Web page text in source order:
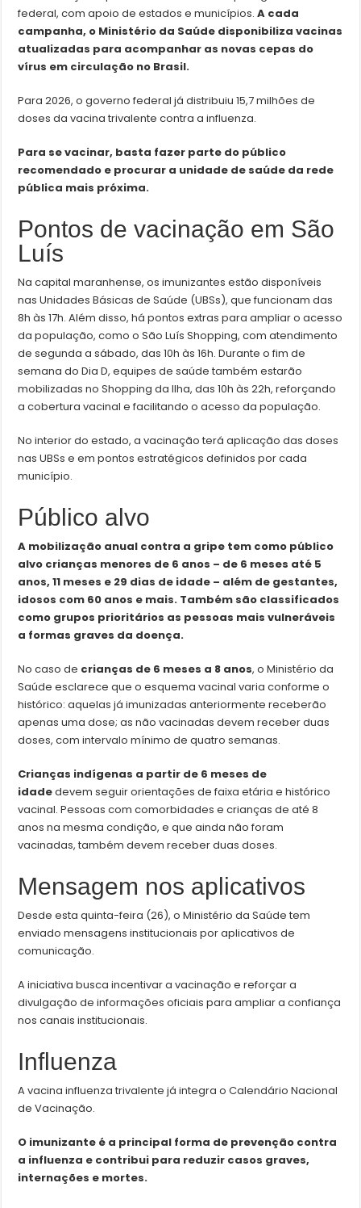
federal, com apoio de estados e municípios.A cada
campanha, o Ministério da Saúde disponibiliza vacinas
atualizadas para acompanhar as novas cepas do
vírus em circulação no Brasil.
Para 2026, o governo federal já distribuiu 15,7 milhões de
doses da vacina trivalente contra a influenza.
Para se vacinar, basta fazer parte do público
recomendado e procurar a unidade de saúde da rede
pública mais próxima.
Pontos de vacinação em São
Luís
Na capital maranhense, os imunizantes estão disponíveis
nas Unidades Básicas de Saúde (UBSs), que funcionam das
8h às 17h. Além disso, há pontos extras para ampliar o acesso
da população, como o São Luís Shopping, com atendimento
de segunda a sábado, das 10h às 16h. Durante o fim de
semana do Dia D, equipes de saúde também estarão
mobilizadas no Shopping da Ilha, das 10h às 22h, reforçando
a cobertura vacinal e facilitando o acesso da população.
No interior do estado, a vacinação terá aplicação das doses
nas UBSs e em pontos estratégicos definidos por cada
município.
Público alvo
A mobilização anual contra a gripe tem como público
alvo crianças menores de 6 anos – de 6 meses até 5
anos, 11 meses e 29 dias de idade – além de gestantes,
idosos com 60 anos e mais. Também são classificados
como grupos prioritários as pessoas mais vulneráveis
a formas graves da doença.
No caso de crianças de 6 meses a 8 anos, o Ministério da
Saúde esclarece que o esquema vacinal varia conforme o
histórico: aquelas já imunizadas anteriormente receberão
apenas uma dose; as não vacinadas devem receber duas
doses, com intervalo mínimo de quatro semanas.
Crianças indígenas a partir de 6 meses de
idadedevem seguir orientações de faixa etária e histórico
vacinal. Pessoas com comorbidades e crianças de até 8
anos na mesma condição, e que ainda não foram
vacinadas, também devem receber duas doses.
Mensagem nos aplicativos
Desde esta quinta-feira (26), o Ministério da Saúde tem
enviado mensagens institucionais por aplicativos de
comunicação.
A iniciativa busca incentivar a vacinação e reforçar a
divulgação de informações oficiais para ampliar a confiança
nos canais institucionais.
Influenza
A vacina influenza trivalente já integra o Calendário Nacional
de Vacinação.
O imunizante é a principal forma de prevenção contra
a influenza e contribui para reduzir casos graves,
internações e mortes.